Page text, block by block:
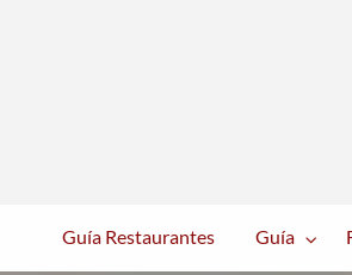
Guía Restaurantes Guía